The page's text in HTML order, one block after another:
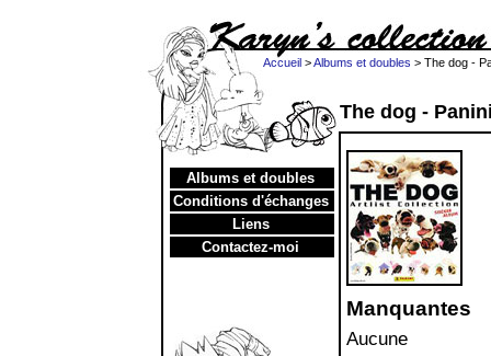
Albums et doubles
Conditions d'échanges
Liens
Contactez-moi
Accueil >Albums et doubles > The dog -
The dog -
Manquantes
Aucune